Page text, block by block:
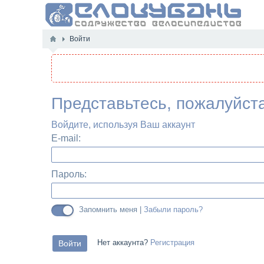
Войти
Представьтесь,
Войдите, используя Ваш аккаунт
E-mail:
Пароль:
Запомнить меня | Забыли пароль?
Нет аккаунта? Регистрация